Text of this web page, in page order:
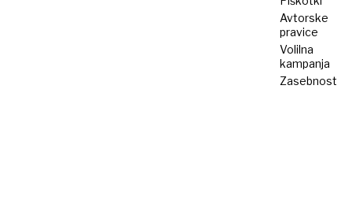
Avtorske
pravice
Volilna
kampanja
Zasebnost